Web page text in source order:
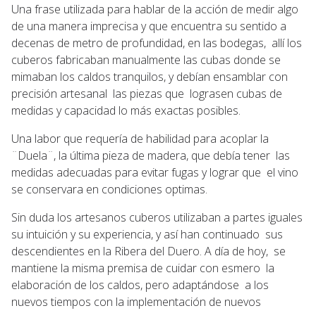
Una frase utilizada para hablar de la acción de medir algo
de una manera imprecisa y que encuentra su sentido a
decenas de metro de profundidad, en las bodegas, allí los
cuberos fabricaban manualmente las cubas donde se
mimaban los caldos tranquilos, y debían ensamblar con
precisión artesanal las piezas que lograsen cubas de
medidas y capacidad lo más exactas posibles.
Una labor que requería de habilidad para acoplar la
¨Duela¨, la última pieza de madera, que debía tener las
medidas adecuadas para evitar fugas y lograr que el vino
se conservara en condiciones optimas.
Sin duda los artesanos cuberos utilizaban a partes iguales
su intuición y su experiencia, y así han continuado sus
descendientes en la Ribera del Duero. A día de hoy, se
mantiene la misma premisa de cuidar con esmero la
elaboración de los caldos, pero adaptándose a los
nuevos tiempos con la implementación de nuevos